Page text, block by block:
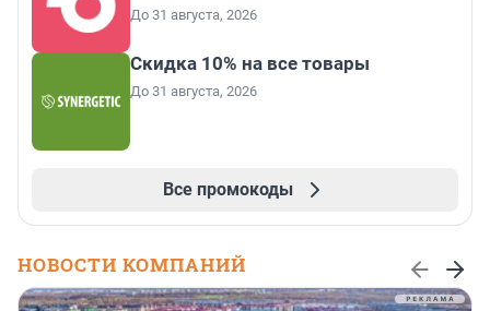
До 31 августа, 2026
Скидка 10% на все товары
До 31 августа, 2026
Все промокоды
НОВОСТИ КОМПАНИЙ